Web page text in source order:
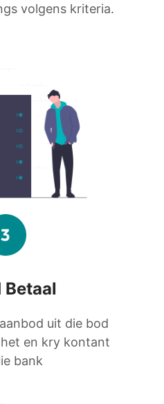
volgens kriteria.
Betaal
uit die bod
en kry kontant
bank